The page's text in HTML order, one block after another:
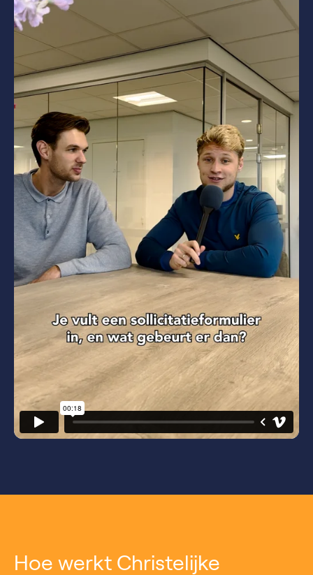
Hoe werkt Christelijke